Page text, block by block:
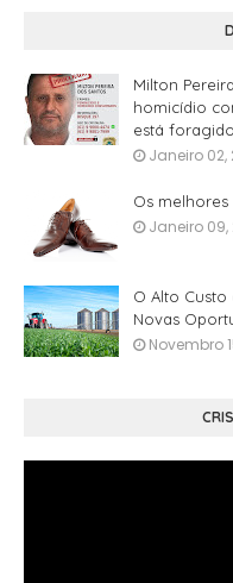
Milton
homicídio
está foragido
Janeiro 02,
Os
Janeiro 09,
O Alto
Novas
Novembro